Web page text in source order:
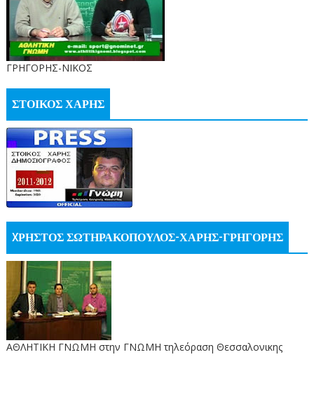
ΓΡΗΓΟΡΗΣ-ΝΙΚΟΣ
ΣΤΟΙΚΟΣ ΧΑΡΗΣ
XΡΗΣΤΟΣ ΣΩΤΗΡΑΚΟΠΟΥΛΟΣ-ΧΑΡΗΣ-ΓΡΗΓΟΡΗΣ
ΑΘΛΗΤΙΚΗ ΓΝΩΜΗ στην ΓΝΩΜΗ τηλεόραση Θεσσαλονικης